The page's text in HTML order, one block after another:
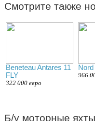
Смотрите также
Beneteau Antares 11
FLY
322 000 евро
966
Б/у моторные